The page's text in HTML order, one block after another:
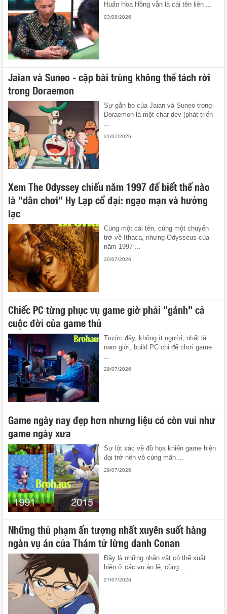
Huấn Hoa Hồng vẫn là cái tên liên ...
03/08/2026
Jaian và Suneo - cặp bài trùng không thể tách rời
trong Doraemon
Sự gắn bó của Jaian và Suneo trong
Doraemon là một char dev (phát triển
31/07/2026
Xem The Odyssey chiếu năm 1997 để biết thế nào
là "dân chơi" Hy Lạp cổ đại: ngạo mạn và hưởng
lạc
Cùng một cái tên, cùng một chuyến
trở về Ithaca, nhưng Odysseus của
năm 1997 ...
30/07/2026
Chiếc PC từng phục vụ game giờ phải "gánh" cả
cuộc đời của game thủ
Trước đây, không ít người, nhất là
nam giới, build PC chỉ để chơi game
...
29/07/2026
Game ngày nay đẹp hơn nhưng liệu có còn vui như
game ngày xưa
Sự lột xác về đồ họa khiến game hiện
đại trở nên vô cùng mãn ...
29/07/2026
Những thủ phạm ấn tượng nhất xuyên suốt hàng
ngàn vụ án của Thám tử lừng danh Conan
Đây là những nhân vật có thể xuất
hiện ở các vụ án lẻ, cũng ...
27/07/2026